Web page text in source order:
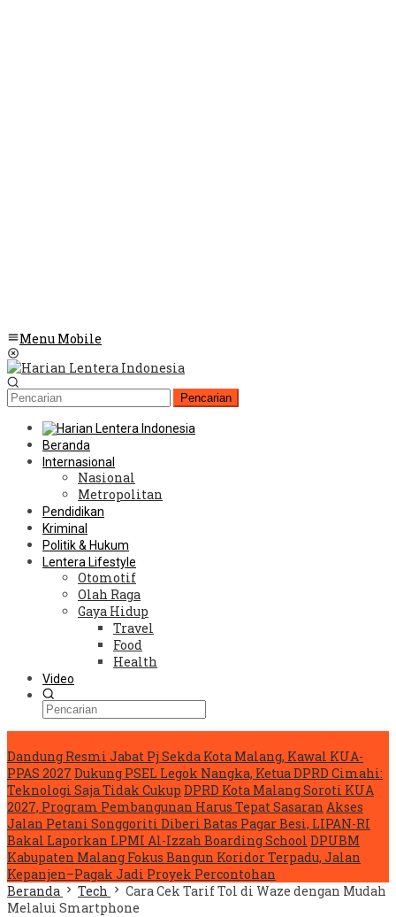
Menu Mobile
Pencarian
Beranda
Internasional
Nasional
Metropolitan
Pendidikan
Kriminal
Politik & Hukum
Lentera Lifestyle
Otomotif
Olah Raga
Gaya Hidup
Travel
Food
Health
Video
Dandung Resmi Jabat Pj Sekda Kota Malang, Kawal KUA-
PPAS 2027 Dukung PSEL Legok Nangka, Ketua DPRD Cimahi:
Teknologi Saja Tidak Cukup DPRD Kota Malang Soroti KUA
2027, Program Pembangunan Harus Tepat Sasaran Akses
Jalan Petani Songgoriti Diberi Batas Pagar Besi, LIPAN-RI
Bakal Laporkan LPMI Al-Izzah Boarding School DPUBM
Kabupaten Malang Fokus Bangun Koridor Terpadu, Jalan
Kepanjen–Pagak Jadi Proyek Percontohan
Beranda
Tech
Cara Cek Tarif Tol di Waze dengan Mudah
Melalui Smartphone